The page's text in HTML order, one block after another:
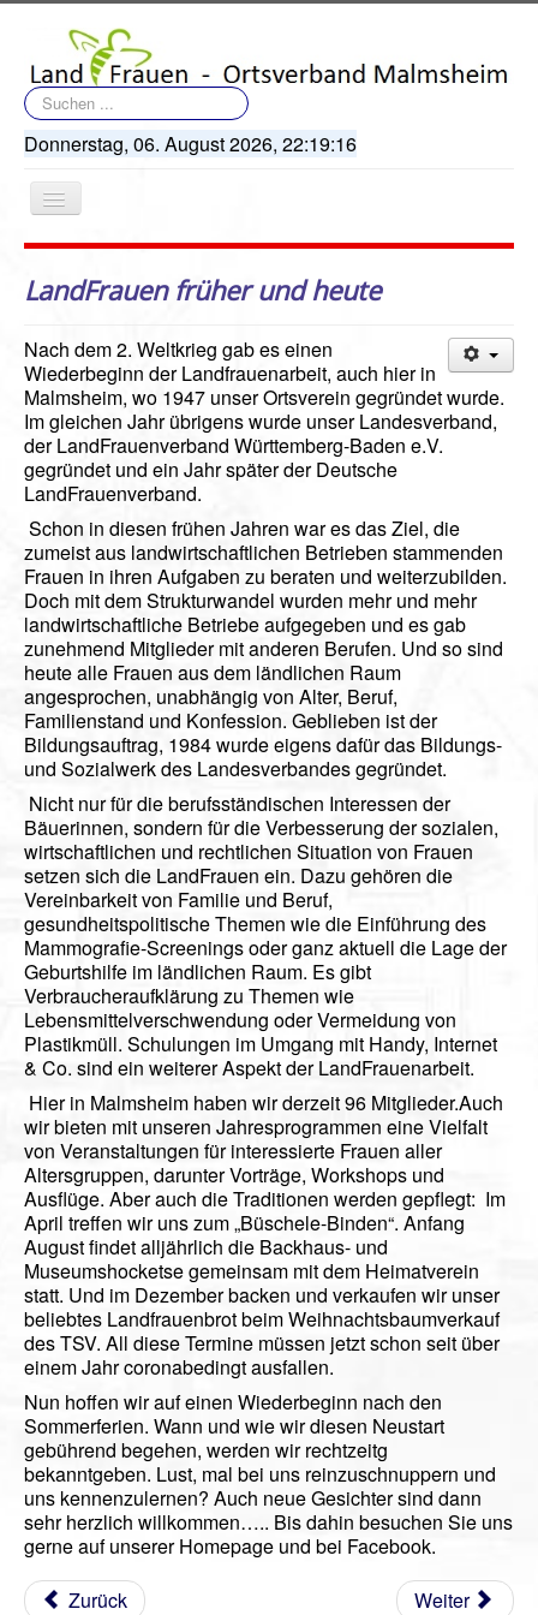
Suchen
...
Donnerstag, 06. August 2026, 22:19:16
Navigation
Startseite
Terminkalender
Artikel
Videos
Vorstand
Geschichte
Gästebuch
Mitgliederanmeldung
Kontakt
Impressum
LandFrauen früher und heute
Nach dem 2. Weltkrieg gab es einen
Wiederbeginn der Landfrauenarbeit, auch hier in
Malmsheim, wo 1947 unser Ortsverein gegründet wurde.
Im gleichen Jahr übrigens wurde unser Landesverband,
der LandFrauenverband Württemberg-Baden e.V.
gegründet und ein Jahr später der Deutsche
LandFrauenverband.
Schon in diesen frühen Jahren war es das Ziel, die
zumeist aus landwirtschaftlichen Betrieben stammenden
Frauen in ihren Aufgaben zu beraten und weiterzubilden.
Doch mit dem Strukturwandel wurden mehr und mehr
landwirtschaftliche Betriebe aufgegeben und es gab
zunehmend Mitglieder mit anderen Berufen. Und so sind
heute alle Frauen aus dem ländlichen Raum
angesprochen, unabhängig von Alter, Beruf,
Familienstand und Konfession. Geblieben ist der
Bildungsauftrag, 1984 wurde eigens dafür das Bildungs-
und Sozialwerk des Landesverbandes gegründet.
Nicht nur für die berufsständischen Interessen der
Bäuerinnen, sondern für die Verbesserung der sozialen,
wirtschaftlichen und rechtlichen Situation von Frauen
setzen sich die LandFrauen ein. Dazu gehören die
Vereinbarkeit von Familie und Beruf,
gesundheitspolitische Themen wie die Einführung des
Mammografie-Screenings oder ganz aktuell die Lage der
Geburtshilfe im ländlichen Raum. Es gibt
Verbraucheraufklärung zu Themen wie
Lebensmittelverschwendung oder Vermeidung von
Plastikmüll. Schulungen im Umgang mit Handy, Internet
& Co. sind ein weiterer Aspekt der LandFrauenarbeit.
Hier in Malmsheim haben wir derzeit 96 Mitglieder.Auch
wir bieten mit unseren Jahresprogrammen eine Vielfalt
von Veranstaltungen für interessierte Frauen aller
Altersgruppen, darunter Vorträge, Workshops und
Ausflüge. Aber auch die Traditionen werden gepflegt: Im
April treffen wir uns zum „Büschele-Binden“. Anfang
August findet alljährlich die Backhaus- und
Museumshocketse gemeinsam mit dem Heimatverein
statt. Und im Dezember backen und verkaufen wir unser
beliebtes Landfrauenbrot beim Weihnachtsbaumverkauf
des TSV. All diese Termine müssen jetzt schon seit über
einem Jahr coronabedingt ausfallen.
Nun hoffen wir auf einen Wiederbeginn nach den
Sommerferien. Wann und wie wir diesen Neustart
gebührend begehen, werden wir rechtzeitg
bekanntgeben. Lust, mal bei uns reinzuschnuppern und
uns kennenzulernen? Auch neue Gesichter sind dann
sehr herzlich willkommen….. Bis dahin besuchen Sie uns
gerne auf unserer Homepage und bei Facebook.
Zurück
Weiter